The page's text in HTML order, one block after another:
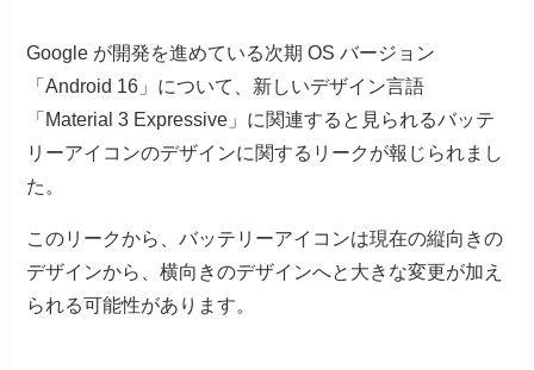
Google が開発を進めている次期 OS バージョン
「Android 16」について、新しいデザイン言語
「Material 3 Expressive」に関連すると見られるバッテ
リーアイコンのデザインに関するリークが報じられまし
た。
このリークから、バッテリーアイコンは現在の縦向きの
デザインから、横向きのデザインへと大きな変更が加え
られる可能性があります。